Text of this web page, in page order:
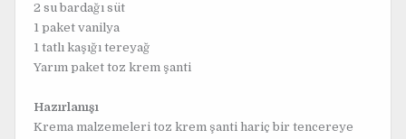
2 su bardağı süt
1 paket vanilya
1 tatlı kaşığı tereyağ
Yarım paket toz krem şanti
Hazırlanışı
Krema malzemeleri toz krem şanti hariç bir tencereye